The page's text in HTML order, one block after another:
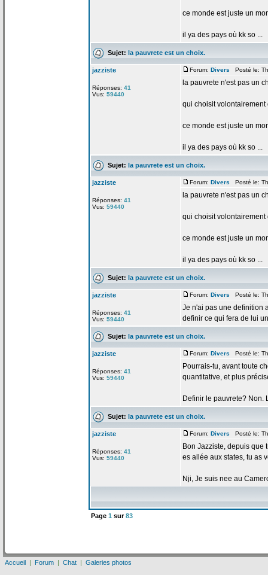
ce monde est juste un
il ya des pays où kk so ...
Sujet: la pauvrete est un choix.
jazziste
Réponses: 41
Vus: 59440
Forum: Divers Posté le:
la pauvrete n'est pas un
qui choisit
ce monde est juste un
il ya des pays où kk so ...
Sujet: la pauvrete est un choix.
jazziste
Réponses: 41
Vus: 59440
Forum: Divers Posté le:
la pauvrete n'est pas un
qui choisit
ce monde est juste un
il ya des pays où kk so ...
Sujet: la pauvrete est un choix.
jazziste
Réponses: 41
Vus: 59440
Forum: Divers Posté le:
Je n'ai pas une definition
definir ce qui fera de lui
Sujet: la pauvrete est un choix.
jazziste
Réponses: 41
Vus: 59440
Forum: Divers Posté le:
Pourrais-tu, avant toute
quantitative, et plus
Definir le pauvrete? Non.
Sujet: la pauvrete est un choix.
jazziste
Réponses: 41
Vus: 59440
Forum: Divers Posté le:
Bon Jazziste, depuis que
es allée aux states, tu as
Nji, Je suis nee au
Page 1 sur83
Accueil | Forum | Chat | Galeries photos